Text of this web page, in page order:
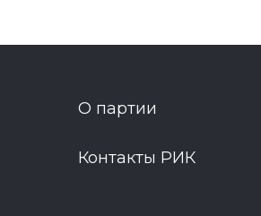
О партии
Контакты РИК